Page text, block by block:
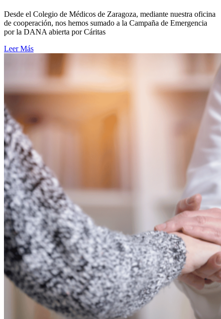
Desde el Colegio de Médicos de Zaragoza, mediante nuestra oficina
de cooperación, nos hemos sumado a la Campaña de Emergencia
por la DANA abierta por Cáritas
Leer Más